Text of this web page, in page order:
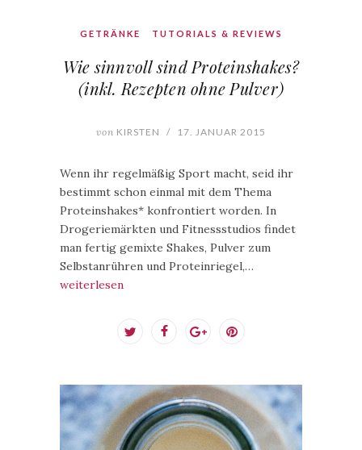
GETRÄNKE TUTORIALS & REVIEWS
Wie sinnvoll sind Proteinshakes?
(inkl. Rezepten ohne Pulver)
von KIRSTEN / 17. JANUAR 2015
Wenn ihr regelmäßig Sport macht, seid ihr
bestimmt schon einmal mit dem Thema
Proteinshakes* konfrontiert worden. In
Drogeriemärkten und Fitnessstudios findet
man fertig gemixte Shakes, Pulver zum
Selbstanrühren und Proteinriegel,…
weiterlesen